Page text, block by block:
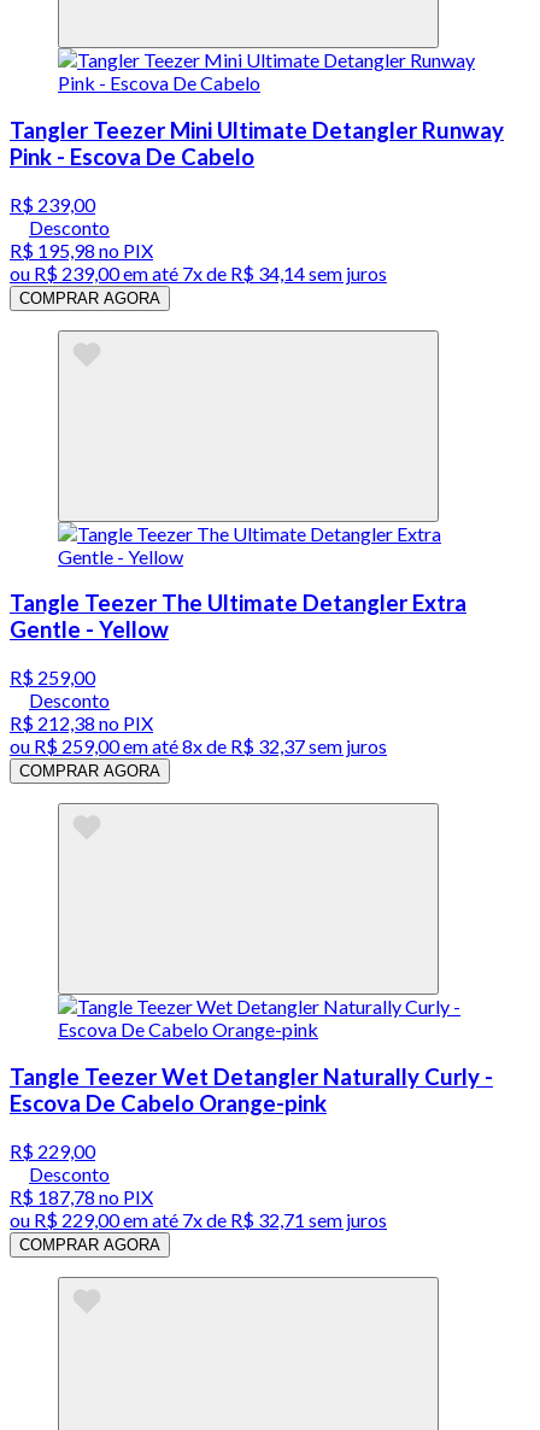
Tangler Teezer Mini Ultimate Detangler Runway
Pink - Escova De Cabelo
R$ 239,00
Desconto
R$ 195,98 no PIX
ou R$ 239,00em até 7x de R$ 34,14 sem juros
COMPRAR AGORA
Tangle Teezer The Ultimate Detangler Extra
Gentle - Yellow
R$ 259,00
Desconto
R$ 212,38 no PIX
ou R$ 259,00em até8x de R$ 32,37 sem juros
COMPRAR AGORA
Tangle Teezer Wet Detangler Naturally Curly -
Escova De Cabelo Orange-pink
R$ 229,00
Desconto
R$ 187,78 no PIX
ou R$ 229,00em até 7x de R$ 32,71 sem juros
COMPRAR AGORA